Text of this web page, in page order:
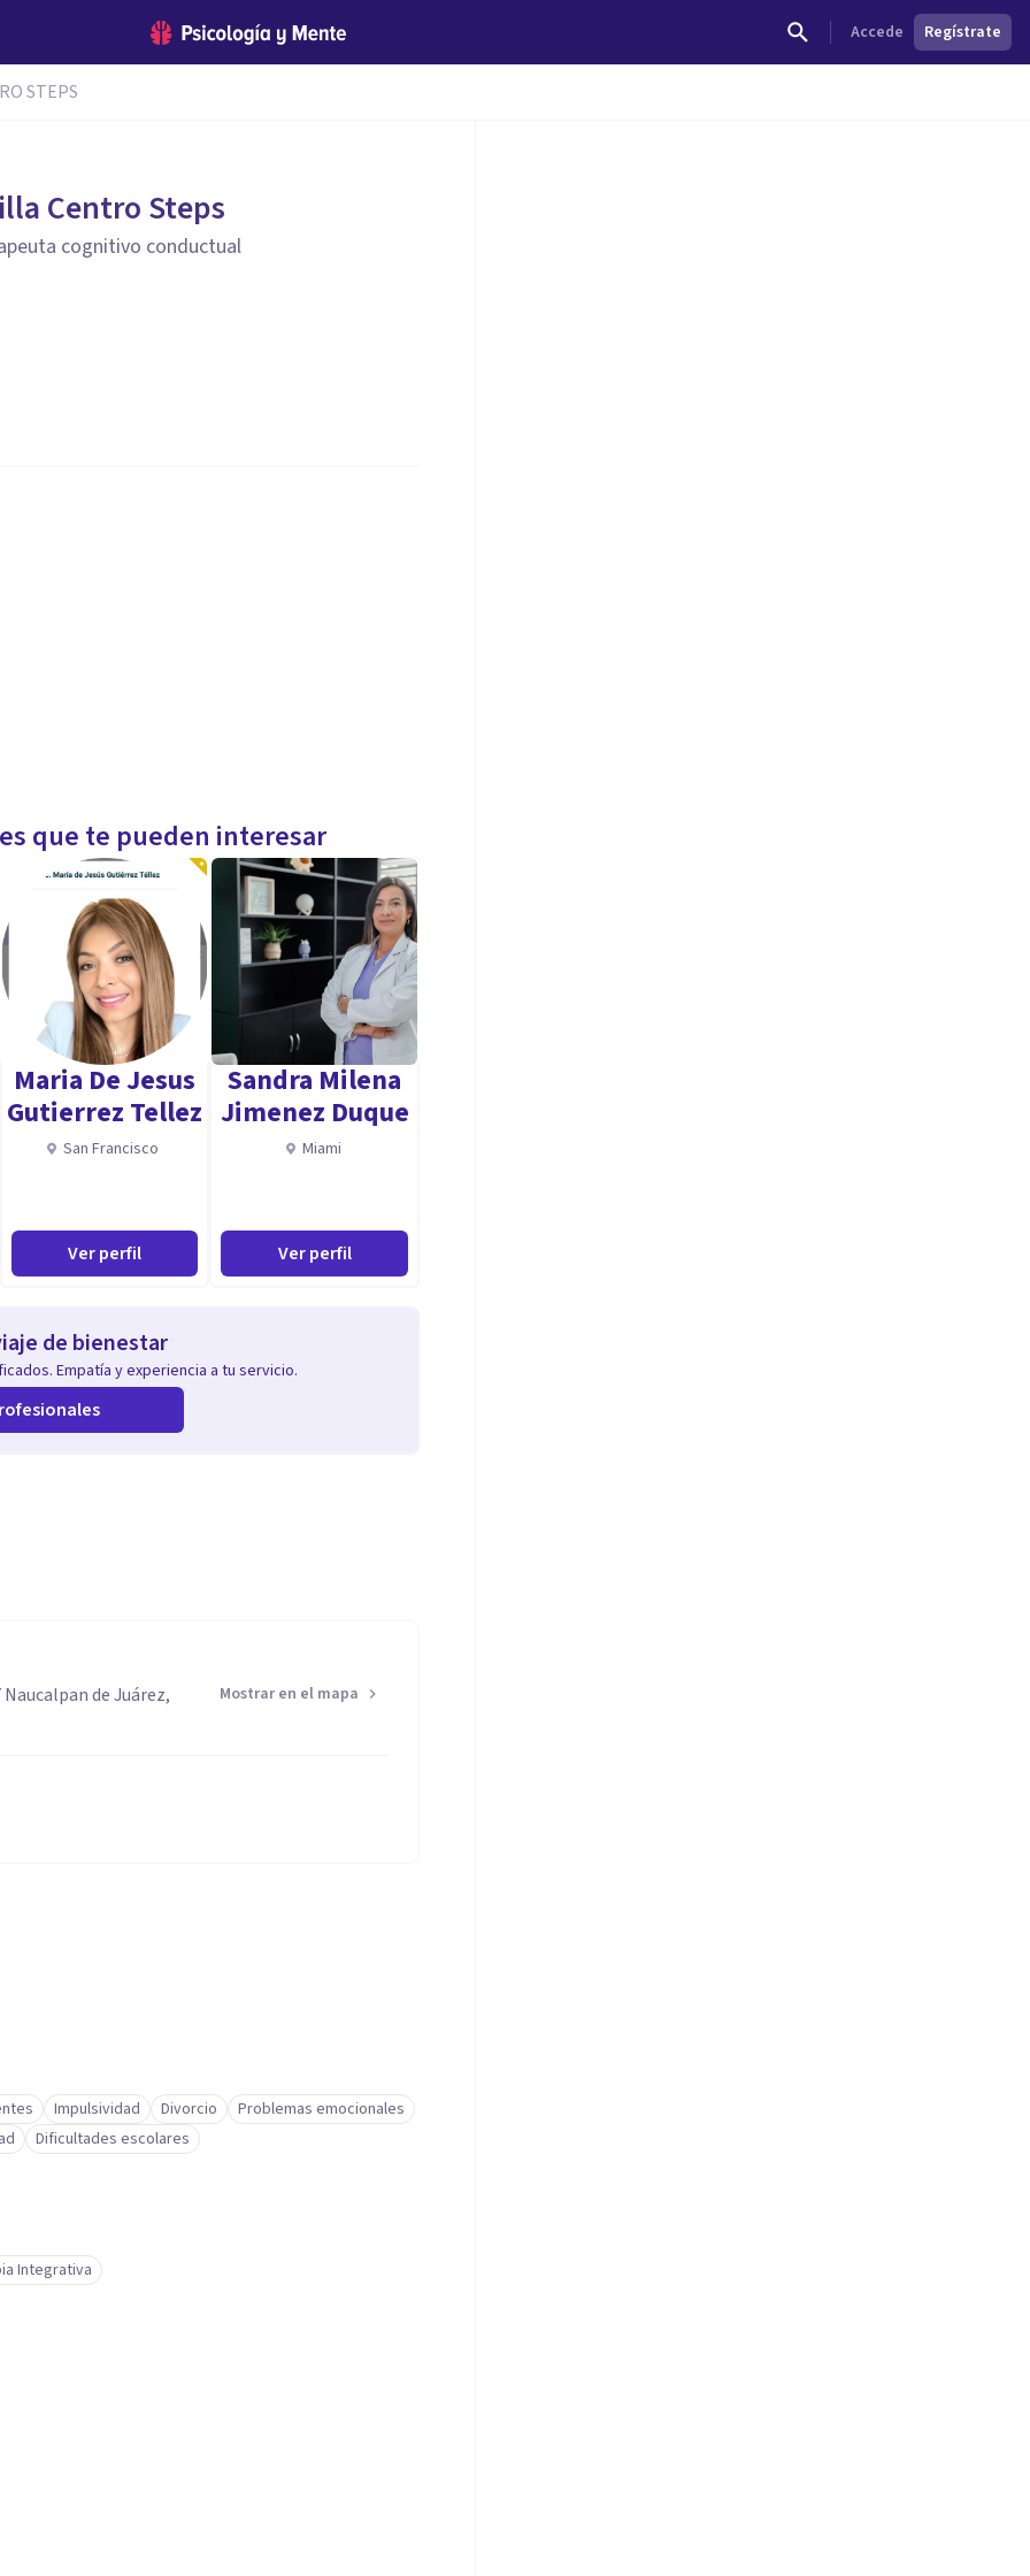
Accede Regístrate
STEPS
Centro Steps
cognitivo conductual
y habilidades para abordar sus necesidades
trabajando con la primera infancia, lo que me
enfrentan los más pequeños en su desarrollo
su bienestar y ayudarles a superar desafíos a través
clave que me permiten realizar mi trabajo
y las interacciones de los niños, lo
psicológicas y técnicas cognitivas
que te pueden interesar
Maria De Jesus
Gutierrez Tellez
San Francisco
Ver perfil
Sandra Milena
Jimenez Duque
Miami
Ver perfil
de bienestar
Empatía y experiencia a tu servicio.
de Juárez,
Mostrar en el mapa
Impulsividad Divorcio
Problemas emocionales
Dificultades escolares
Integrativa